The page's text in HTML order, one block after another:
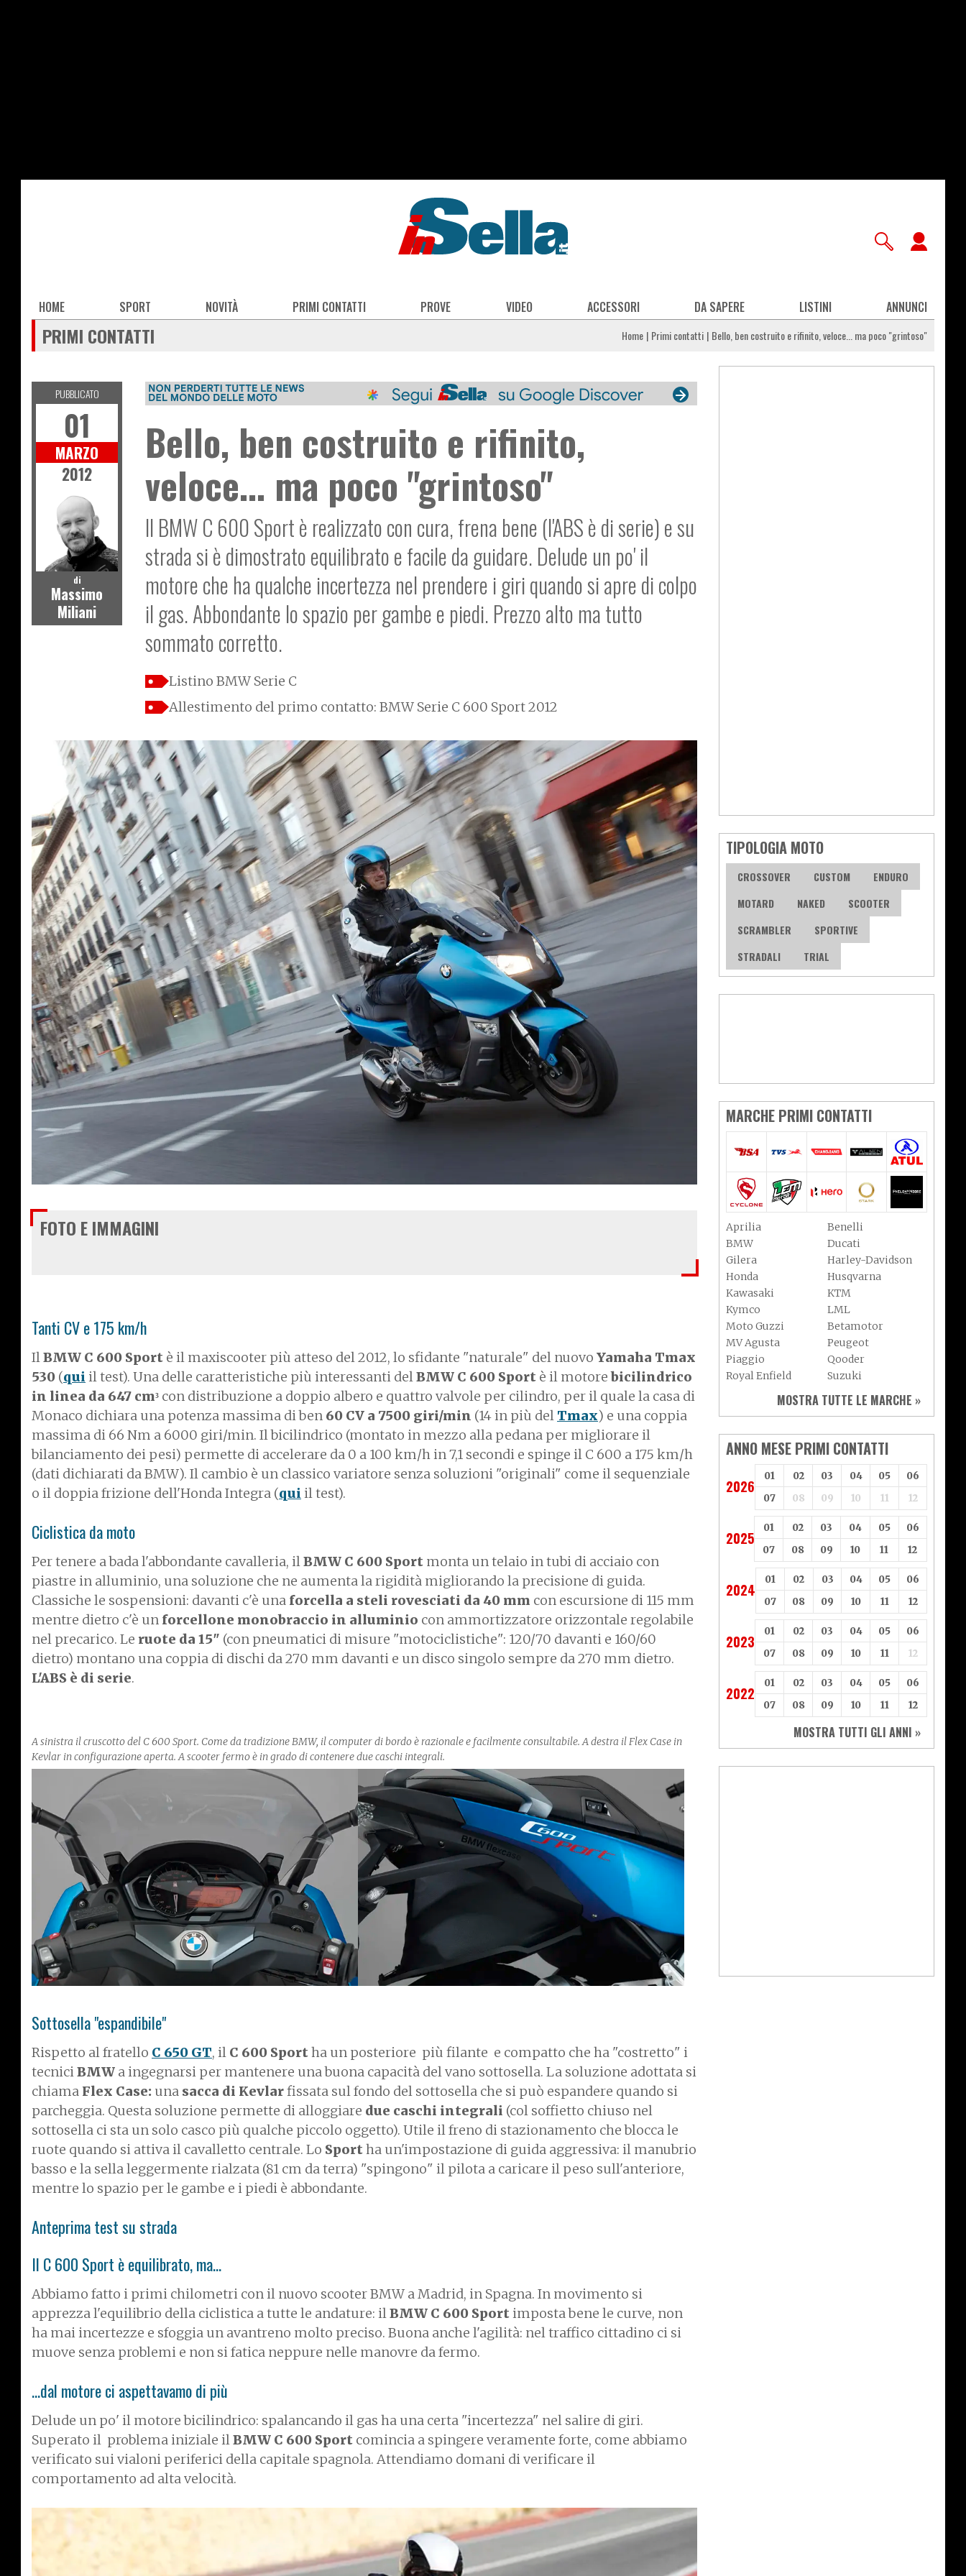
Main
navigation
HOME SPORT NOVITÀ PRIMI CONTATTI PROVE VIDEO ACCESSORI DA SAPERE LISTINI ANNUNCI
PRIMI CONTATTI Home Primi contatti Bello, ben costruito e rifinito, veloce... ma poco "grintoso"
Bello, ben costruito e rifinito,
veloce... ma poco "grintoso"
Il BMW C 600 Sport è realizzato con cura, frena bene (l'ABS è di serie) e su
strada si è dimostrato equilibrato e facile da guidare. Delude un po' il
motore che ha qualche incertezza nel prendere i giri quando si apre di colpo
il gas. Abbondante lo spazio per gambe e piedi. Prezzo alto ma tutto
sommato corretto.
Listino BMW Serie C
Allestimento del primo contatto: BMW Serie C 600 Sport 2012
PUBBLICATO
01
MARZO
2012
di
Massimo
Miliani
FOTO E IMMAGINI
Tanti CV e 175 km/h
IlBMW C 600 Sport è il maxiscooter più atteso del 2012, lo sfidante "naturale" del nuovo Yamaha Tmax
530 (qui il test). Una delle caratteristiche più interessanti delBMW C 600 Sport è il motorebicilindrico
in linea da 647 cm3 con distribuzione a doppio albero e quattro valvole per cilindro, per il quale la casa di
Monaco dichiara una potenza massima di ben 60 CV a 7500 giri/min (14 in più del Tmax) e una coppia
massima di 66 Nm a 6000 giri/min. Il bicilindrico (montato in mezzo alla pedana per migliorare il
bilanciamento dei pesi) permette di accelerare da 0 a 100 km/h in 7,1 secondi e spinge il C 600 a 175 km/h
(dati dichiarati da BMW). Il cambio è un classico variatore senza soluzioni "originali" come il sequenziale
o il doppia frizione dell'Honda Integra (qui il test).
Ciclistica da moto
Per tenere a bada l'abbondante cavalleria, ilBMW C 600 Sport monta un telaio in tubi di acciaio con
piastre in alluminio, una soluzione che ne aumenta la rigidità migliorando la precisione di guida.
Classiche le sospensioni: davanti c'è una forcella a steli rovesciati da 40 mm con escursione di 115 mm
mentre dietro c'è un forcellone monobraccio in alluminio con ammortizzatore orizzontale regolabile
nel precarico. Le ruote da 15" (con pneumatici di misure "motociclistiche": 120/70 davanti e 160/60
dietro) montano una coppia di dischi da 270 mm davanti e un disco singolo sempre da 270 mm dietro.
L'ABS è di serie.
A sinistra il cruscotto del C 600 Sport. Come da tradizione BMW, il computer di bordo è razionale e facilmente consultabile. A destra il Flex Case in
Kevlar in configurazione aperta. A scooter fermo è in grado di contenere due caschi integrali.
Sottosella "espandibile"
Rispetto al fratello C 650 GT, il C 600 Sportha un posteriore più filante e compatto che ha "costretto" i
tecniciBMW a ingegnarsi per mantenere una buona capacità del vano sottosella. La soluzione adottata si
chiama Flex Case: una sacca di Kevlarfissata sul fondo del sottosella che si può espandere quando si
parcheggia. Questa soluzione permette di alloggiare due caschi integrali (col soffietto chiuso nel
sottosella ci sta un solo casco più qualche piccolo oggetto). Utile il freno di stazionamento che blocca le
ruote quando si attiva il cavalletto centrale. Lo Sportha un'impostazione di guida aggressiva: il manubrio
basso e la sella leggermente rialzata (81 cm da terra) "spingono" il pilota a caricare il peso sull'anteriore,
mentre lo spazio per le gambe e i piedi è abbondante.
Anteprima test su strada
Il C 600 Sport è equilibrato, ma...
Abbiamo fatto i primi chilometri con il nuovo scooter BMW a Madrid, in Spagna. In movimento si
apprezza l'equilibrio della ciclistica a tutte le andature: ilBMW C 600 Sportimposta bene le curve, non
ha mai incertezze e sfoggia un avantreno molto preciso. Buona anche l'agilità: nel traffico cittadino ci si
muove senza problemi e non si fatica neppure nelle manovre da fermo.
...dal motore ci aspettavamo di più
Delude un po' il motore bicilindrico: spalancando il gas ha una certa "incertezza" nel salire di giri.
Superato il problema iniziale ilBMW C 600 Sport comincia a spingere veramente forte, come abbiamo
verificato sui vialoni periferici della capitale spagnola. Attendiamo domani di verificare il
comportamento ad alta velocità.
TIPOLOGIA MOTO
CROSSOVER CUSTOM
ENDURO
MOTARD
NAKED
SCOOTER
SCRAMBLER
SPORTIVE
STRADALI
TRIAL
MARCHE PRIMI CONTATTI
Aprilia
Benelli
BMW
Ducati
Gilera
Harley-Davidson
Honda
Husqvarna
Kawasaki
KTM
Kymco
LML
Moto Guzzi
Betamotor
MV Agusta
Peugeot
Piaggio
Qooder
Royal Enfield
Suzuki
Triumph
Yamaha
Aeon
Aspes
Axy
Baotian
MOSTRA TUTTE LE MARCHE »
ANNO MESE PRIMI CONTATTI
2026
01 02 03 04 05
06
07
08 09 10 11 12
2025
01 02 03 04 05
06
07
08 09 10 11 12
2024
01 02 03 04 05
06
07
08 09 10 11 12
2023
01 02 03 04 05
06
07
08 09 10 11 12
2022
01 02 03 04 05
06
07
08 09 10 11 12
MOSTRA TUTTI GLI ANNI »